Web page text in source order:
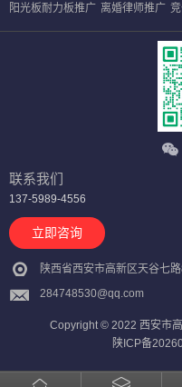
阳光板耐力板推广 离婚律师推广
联系我们
137-5989-4556
立即咨询
陕西省西安市高新区天谷七
284748530@qq.com
Copyright © 2022 西安市
陕ICP备